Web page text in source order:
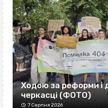
Ходою за реформи і
черкасці (ФОТО)
7 Серпня 2026